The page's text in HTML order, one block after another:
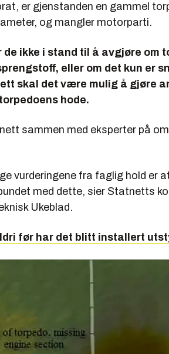
er gjenstanden en gammel
og mangler motorparti.
de ikke i stand til å avgjøre om
eller om det kun er
skal det være mulig å gjøre
hode.
sammen med eksperter på
vurderingene fra faglig hold er
med dette, sier Statnetts
Ukeblad.
før har det blitt installert